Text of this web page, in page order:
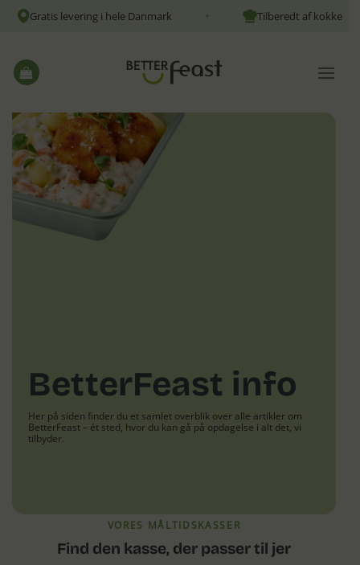
FortsætGratis levering i hele Danmark Tilberedt af kokke
BetterFeast info
Her på siden finder du et samlet overblik over alle artikler om
BetterFeast – ét sted, hvor du kan gå på opdagelse i alt det, vi
tilbyder.
VORES MÅLTIDSKASSER
Find den kasse, der passer til jer